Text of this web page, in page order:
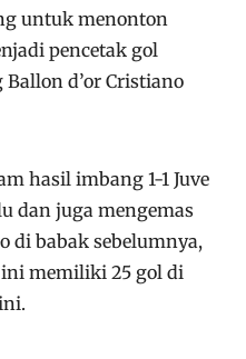
untuk menonton
pencetak gol
d’or Cristiano
hasil imbang 1-1 Juve
dan juga mengemas
di babak sebelumnya,
memiliki 25 gol di